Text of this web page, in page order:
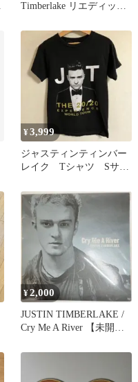
Timberlake リエディット
¥3,999
ジャスティンティンバー
レイク Tシャツ Sサイ
¥2,000
JUSTIN TIMBERLAKE /
Cry Me A River 【未開